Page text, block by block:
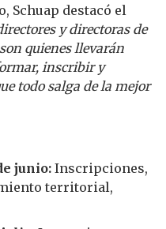
Schuap destacó el
y directoras de
quienes llevarán
inscribir y
todo salga de la mejor
junio: Inscripciones,
territorial,